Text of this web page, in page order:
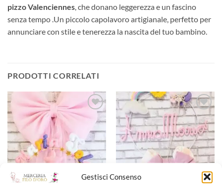
Gestisci Consenso
pizzo Valenciennes, che donano leggerezza e un fascino
senza tempo .Un piccolo capolavoro artigianale, perfetto per
annunciare con stile e tenerezza la nascita del tuo bambino.
PRODOTTI CORRELATI
Aggiungi
alla lista
dei
desideri
Aggiungi
alla lista
dei
desideri